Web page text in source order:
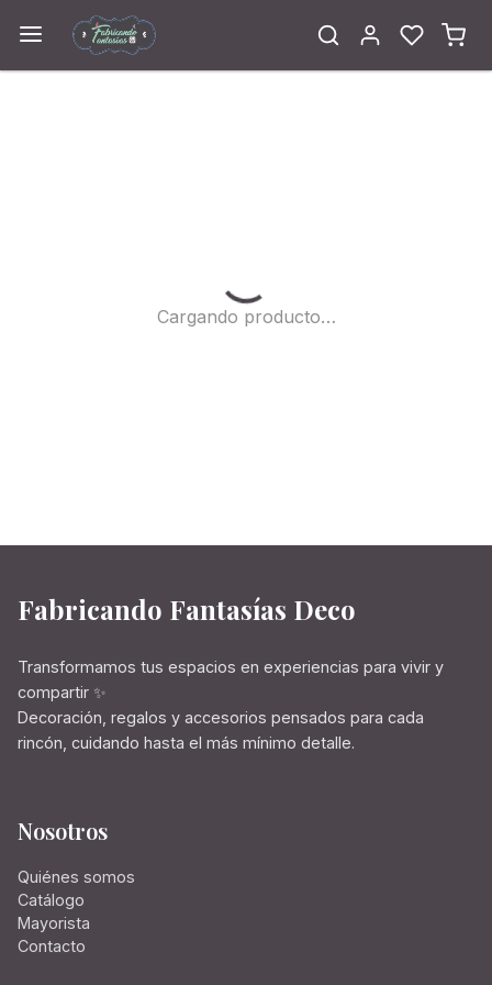
Cargando...
Cargando producto…
Fabricando Fantasías Deco
Transformamos tus espacios en experiencias para vivir y
compartir ✨
Decoración, regalos y accesorios pensados para cada
rincón, cuidando hasta el más mínimo detalle.
Nosotros
Quiénes somos
Catálogo
Mayorista
Contacto